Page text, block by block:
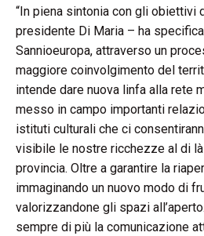
“In piena sintonia con gli obiettivi
presidente Di Maria – ha
Sannioeuropa, attraverso un
maggiore coinvolgimento del
intende dare nuova linfa alla rete
messo in campo importanti
istituti culturali che ci
visibile le nostre ricchezze al di
provincia. Oltre a garantire la
immaginando un nuovo modo di
valorizzandone gli spazi
sempre di più la comunicazione